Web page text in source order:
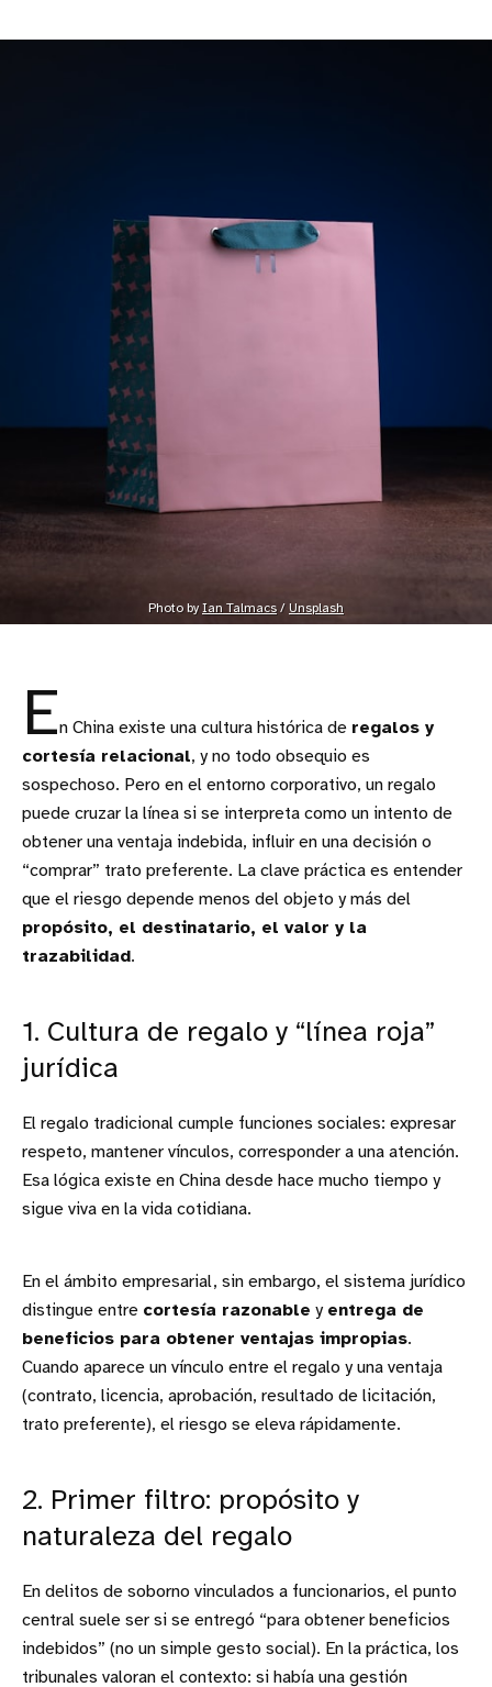
Photo by Ian Talmacs / Unsplash
En China existe una cultura histórica de regalos y
cortesía relacional, y no todo obsequio es
sospechoso. Pero en el entorno corporativo, un regalo
puede cruzar la línea si se interpreta como un intento de
obtener una ventaja indebida, influir en una decisión o
“comprar” trato preferente. La clave práctica es entender
que el riesgo depende menos del objeto y más del
propósito, el destinatario, el valor y la
trazabilidad.
1. Cultura de regalo y “línea roja”
jurídica
El regalo tradicional cumple funciones sociales: expresar
respeto, mantener vínculos, corresponder a una atención.
Esa lógica existe en China desde hace mucho tiempo y
sigue viva en la vida cotidiana.
En el ámbito empresarial, sin embargo, el sistema jurídico
distingue entre cortesía razonable y entrega de
beneficios para obtener ventajas impropias.
Cuando aparece un vínculo entre el regalo y una ventaja
(contrato, licencia, aprobación, resultado de licitación,
trato preferente), el riesgo se eleva rápidamente.
2. Primer filtro: propósito y
naturaleza del regalo
En delitos de soborno vinculados a funcionarios, el punto
central suele ser si se entregó “para obtener beneficios
indebidos” (no un simple gesto social). En la práctica, los
tribunales valoran el contexto: si había una gestión